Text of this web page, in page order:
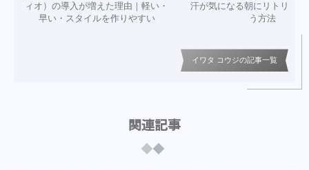
ィオ）の導入が増えた理由｜軽い・
早い・スタイルを作りやすい
汗が気になる朝にリトリニだ
う方法
イワタ コウジの記事一覧
関連記事